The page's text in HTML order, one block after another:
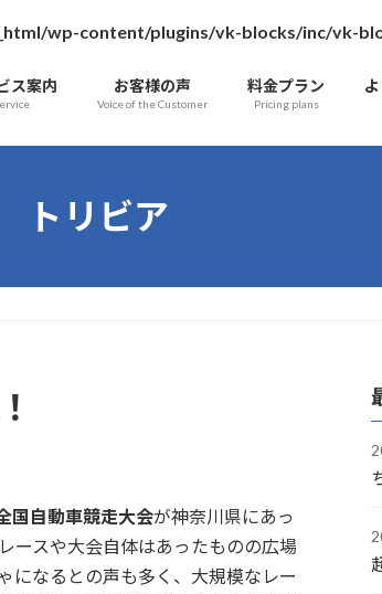
wp-content/plugins/vk-blocks/inc/vk-
ス案内 お客様の声
Voice of the Customer
料金プラン
Pricing plans
トリビア
国自動車競走大会が神奈川県にあっ
ースや大会自体はあったものの広場
になるとの声も多く、大規模なレー